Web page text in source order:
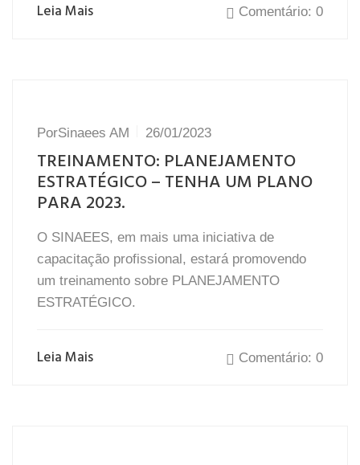
Leia Mais Comentário: 0
PorSinaees AM 26/01/2023
TREINAMENTO: PLANEJAMENTO
ESTRATÉGICO – TENHA UM PLANO
PARA 2023.
O SINAEES, em mais uma iniciativa de
capacitação profissional, estará promovendo
um treinamento sobre PLANEJAMENTO
ESTRATÉGICO.
Leia Mais Comentário: 0